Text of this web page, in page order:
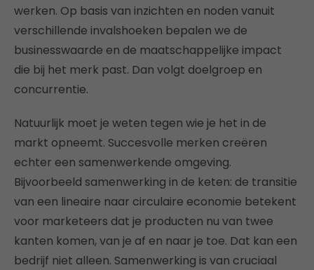
werken. Op basis van inzichten en noden vanuit
verschillende invalshoeken bepalen we de
businesswaarde en de maatschappelijke impact
die bij het merk past. Dan volgt doelgroep en
concurrentie.
Natuurlijk moet je weten tegen wie je het in de
markt opneemt. Succesvolle merken creëren
echter een samenwerkende omgeving.
Bijvoorbeeld samenwerking in de keten: de transitie
van een lineaire naar circulaire economie betekent
voor marketeers dat je producten nu van twee
kanten komen, van je af en naar je toe. Dat kan een
bedrijf niet alleen. Samenwerking is van cruciaal